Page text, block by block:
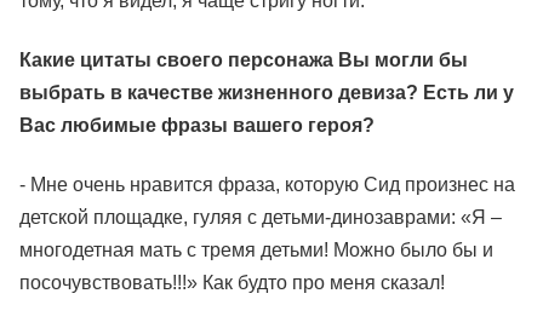
Какие цитаты своего персонажа Вы могли бы
выбрать в качестве жизненного девиза? Есть ли у
Вас любимые фразы вашего героя?
- Мне очень нравится фраза, которую Сид произнес на
детской площадке, гуляя с детьми-динозаврами: «Я –
многодетная мать с тремя детьми! Можно было бы и
посочувствовать!!!» Как будто про меня сказал!